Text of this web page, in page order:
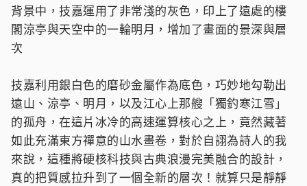
背景中，技嘉運用了非常淺的灰色，印上了遠處的樓
閣涼亭與天空中的一輪明月，增加了畫面的景深與層
次
技嘉利用銀白色的磨砂金屬作為底色，巧妙地勾勒出
遠山、涼亭、明月，以及江心上那艘「獨釣寒江雪」
的孤舟，在這片冰冷的高速運算核心之上，竟然藏著
如此充滿東方禪意的山水畫卷，對於自詡為詩人的我
來說，這種將硬核科技與古典浪漫完美融合的設計，
真的把質感拉升到了一個全新的層次！就算只是靜靜